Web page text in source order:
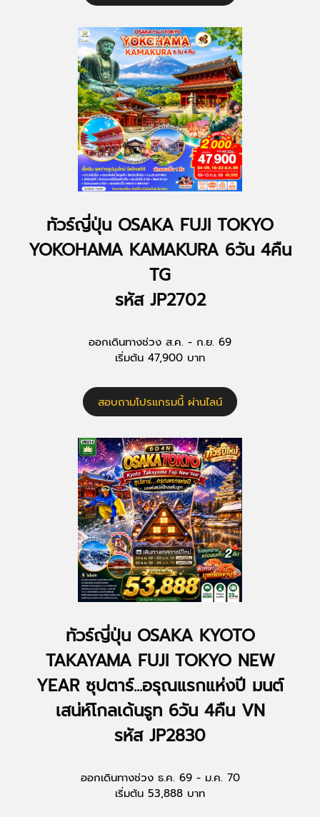
ทัวร์ญี่ปุ่น OSAKA FUJI TOKYO
YOKOHAMA KAMAKURA 6วัน 4คืน
TG
รหัส JP2702
ออกเดินทางช่วง ส.ค. - ก.ย. 69
เริ่มต้น 47,900 บาท
สอบถามโปรแกรมนี้ ผ่านไลน์
ทัวร์ญี่ปุ่น OSAKA KYOTO
TAKAYAMA FUJI TOKYO NEW
YEAR ซุปตาร์...อรุณแรกแห่งปี มนต์
เสน่ห์โกลเด้นรูท 6วัน 4คืน VN
รหัส JP2830
ออกเดินทางช่วง ธ.ค. 69 - ม.ค. 70
เริ่มต้น 53,888 บาท